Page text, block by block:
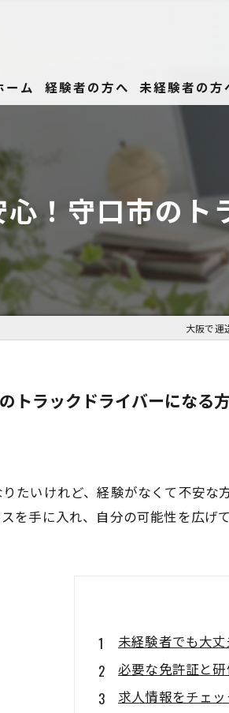
ーム 経験者の方へ 未経験者の方
！守口市のト
大阪で運
トラックドライバーになる
たいけれど、経験がなくて不安
を手に入れ、自分の可能性を広げ
未経験者でも大丈
必要な免許証と
求人情報をチェッ